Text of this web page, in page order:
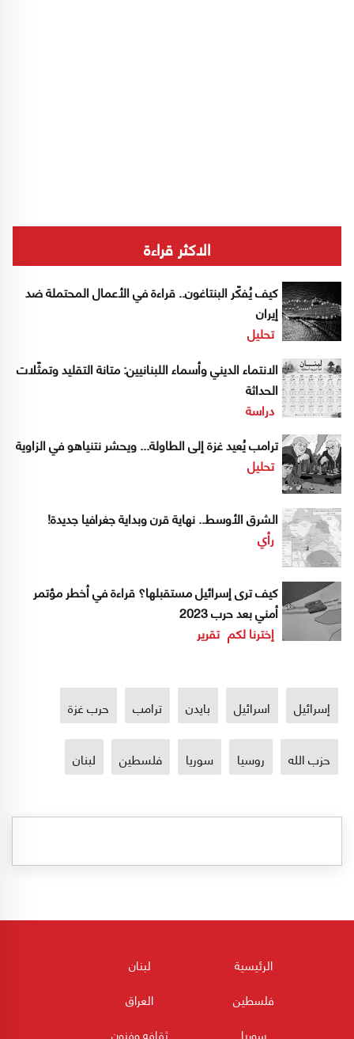
الاكثر قراءة
كيف يُفكّر البنتاغون.. قراءة في الأعمال المحتملة ضد
إيران
تحليل
الانتماء الديني وأسماء اللبنانيين: متانة التقليد وتمثّلات
الحداثة
دراسة
ترامب يُعيد غزة إلى الطاولة... ويحشر نتنياهو في الزاوية
تحليل
الشرق الأوسط.. نهاية قرن وبداية جغرافيا جديدة!
رأي
كيف ترى إسرائيل مستقبلها؟ قراءة في أخطر مؤتمر
أمني بعد حرب 2023
إخترنا لكم تقرير
إسرائيل اسرائيل بايدن ترامب حرب غزة
حزب الله روسيا سوريا فلسطين لبنان
الرئيسية
لبنان
فلسطين
العراق
سوريا
ثقافه وفنون